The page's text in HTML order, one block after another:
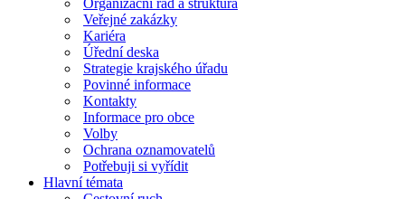
Organizační řád a struktura
Veřejné zakázky
Kariéra
Úřední deska
Strategie krajského úřadu
Povinné informace
Kontakty
Informace pro obce
Volby
Ochrana oznamovatelů
Potřebuji si vyřídit
Hlavní témata